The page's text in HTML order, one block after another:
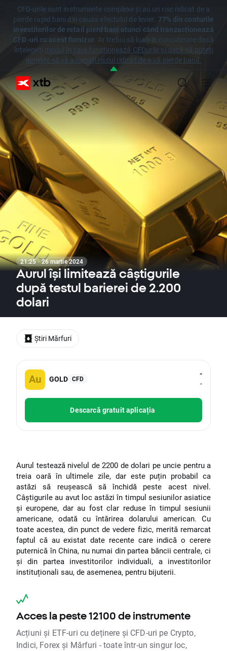
CFD-urile sunt instrumente complexe și au un risc ridicat de a
pierde rapid bani din cauza efectului de levier. 77% din conturile
investitorilor de retail pierd bani atunci când tranzacționează
CFD-uri cu acest furnizor. Ar trebui să luați în considerare dacă
înțelegeți modul în care funcționează CFDurile și dacă vă puteți
permite să vă asumați riscul ridicat de a vă pierde banii.
21:25 · 26 martie 2024
Aurul își limitează câștigurile
după testul barierei de 2.200
dolari
GOLD CFD
-
-
Descarcă gratuit aplicația
Aurul testează nivelul de 2200 de dolari pe uncie pentru a
treia oară în ultimele zile, dar este puțin probabil ca
astăzi să reușească să închidă peste acest nivel.
Câștigurile au avut loc astăzi în timpul sesiunilor asiatice
și europene, dar au fost clar reduse în timpul sesiunii
americane, odată cu întărirea dolarului american. Cu
toate acestea, din punct de vedere fizic, merită remarcat
faptul că au existat date recente care indică o cerere
puternică în China, nu numai din partea băncii centrale, ci
și din partea investitorilor individuali, a investitorilor
instituționali sau, de asemenea, pentru bijuterii.
Acces la peste 12100 de instrumente
Acțiuni și ETF-uri cu deținere și CFD-uri pe Crypto,
Indici, Forex și Mărfuri - toate într-un singur loc,
Știri Mărfuri